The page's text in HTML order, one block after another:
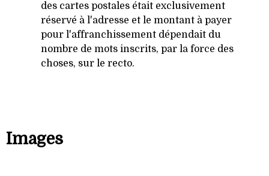
des cartes postales était exclusivement
réservé à l'adresse et le montant à payer
pour l'affranchissement dépendait du
nombre de mots inscrits, par la force des
choses, sur le recto.
Images